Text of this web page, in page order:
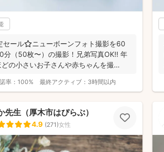
セール⭐️ニューボーンフォト撮影を60
分（50枚〜）の撮影！兄弟写真OK!! 年
の小さいお子さんや赤ちゃんを撮
率： 100% 最終アクティブ： 3時間以内
先生（厚木市はぴらぶ）
4.9 (271)女性